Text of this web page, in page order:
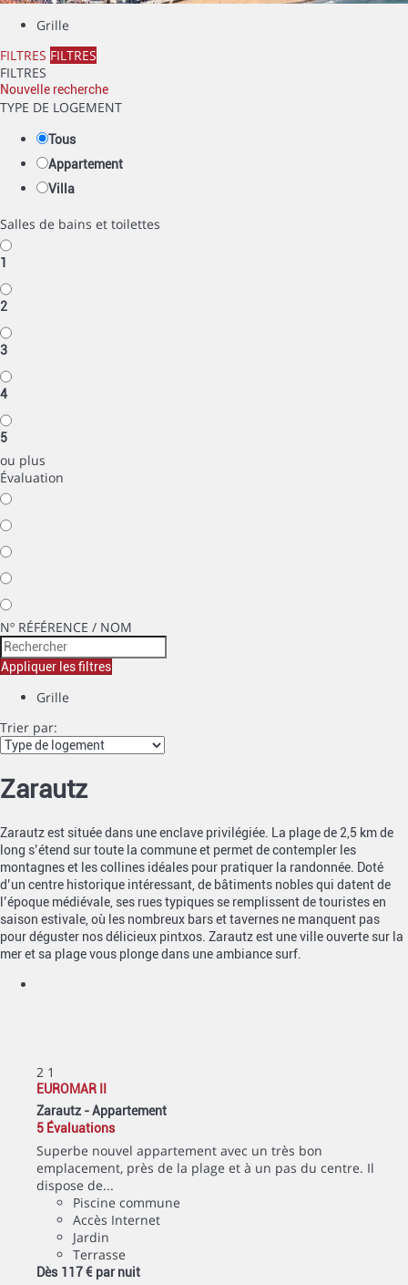
Grille
FILTRES FILTRES
FILTRES
Nouvelle recherche
TYPE DE LOGEMENT
Tous
Appartement
Villa
Salles de bains et toilettes
1
2
3
4
5
ou plus
Évaluation
Nº RÉFÉRENCE / NOM
Appliquer les filtres
Grille
Trier par:
Zarautz
Zarautz est située dans une enclave privilégiée. La plage de 2,5 km de
long s’étend sur toute la commune et permet de contempler les
montagnes et les collines idéales pour pratiquer la randonnée. Doté
d’un centre historique intéressant, de bâtiments nobles qui datent de
l’époque médiévale, ses rues typiques se remplissent de touristes en
saison estivale, où les nombreux bars et tavernes ne manquent pas
pour déguster nos délicieux pintxos. Zarautz est une ville ouverte sur la
mer et sa plage vous plonge dans une ambiance surf.
2 1
EUROMAR II
Zarautz -Appartement
5 Évaluations
Superbe nouvel appartement avec un très bon
emplacement, près de la plage et à un pas du centre. Il
dispose de...
Piscine commune
Accès Internet
Jardin
Terrasse
Dès 117 € par nuit